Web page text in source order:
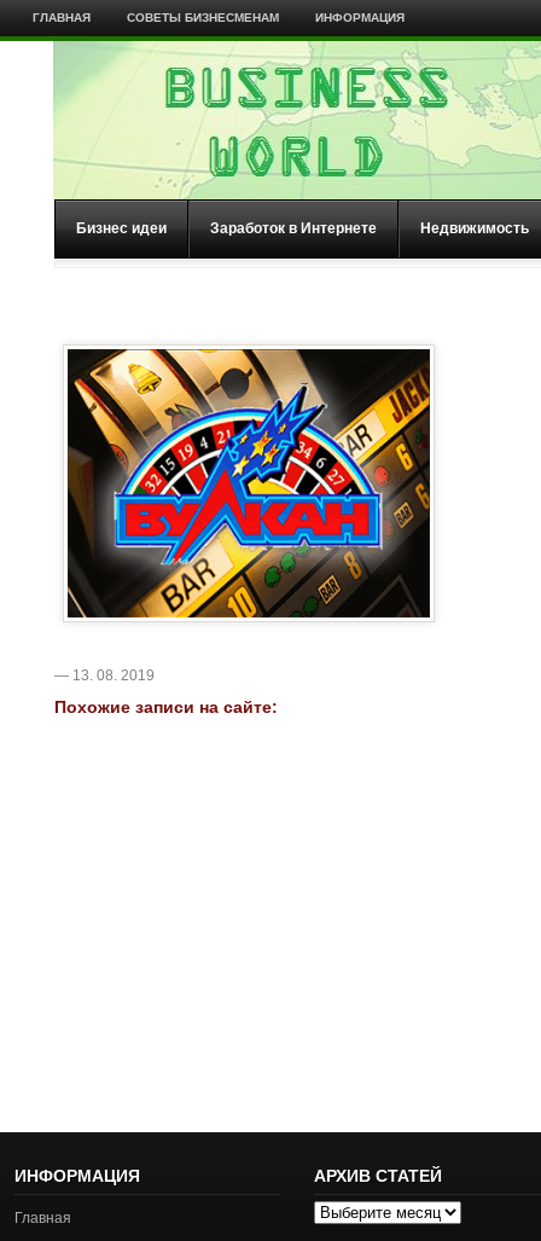
ГЛАВНАЯ СОВЕТЫ БИЗНЕСМЕНАМ ИНФОРМАЦИЯ
Бизнес идеи Заработок в Интернете Недвижимость
— 13. 08. 2019
Похожие записи на сайте:
ИНФОРМАЦИЯ
Главная
АРХИВ СТАТЕЙ
Архив